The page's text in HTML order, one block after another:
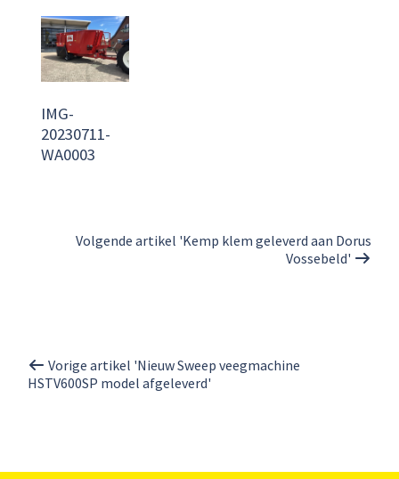
IMG-
20230711-
WA0003
Volgende artikel 'Kemp klem geleverd aan Dorus
Vossebeld'
Vorige artikel 'Nieuw Sweep veegmachine
HSTV600SP model afgeleverd'